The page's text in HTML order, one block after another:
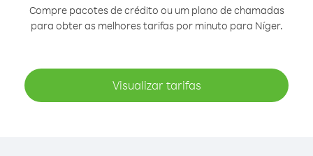
Compre pacotes de crédito ou um plano de chamadas
para obter as melhores tarifas por minuto para Níger.
Visualizar tarifas